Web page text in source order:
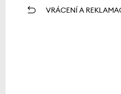
VRÁCENÍ A